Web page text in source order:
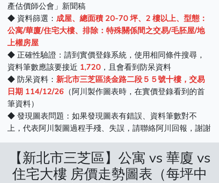
產估價師公會」新聞稿
◆ 資料篩選： 成屋、總面積 20-70 坪、2 樓以上、型態：
公寓/華廈/住宅大樓、排除：特殊關係間之交易/毛胚屋/地
上權房屋
◆ 正確性驗證：請到實價登錄系統，使用相同條件搜尋，
資料筆數應該要接近 1,720 ，且會看到防呆資料
◆ 防呆資料： 新北市三芝區淡金路二段５５號十樓，交易
日期 114/12/26 （阿川製作圖表時，在實價登錄看到的首
筆資料）
◆ 發現圖表問題：如果發現圖表有錯誤、資料筆數對不
上，代表阿川製圖過程手殘、失誤，請聯絡阿川回報，謝謝
【新北市三芝區】公寓 vs 華廈 vs
住宅大樓 房價走勢圖表（每坪中